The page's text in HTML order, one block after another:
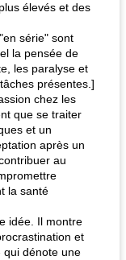
élevés et des
série" sont
la pensée de
les paralyse et
présentes.]
chez les
que se traiter
et un
après un
au
la santé
idée. Il montre
et
qui dénote une